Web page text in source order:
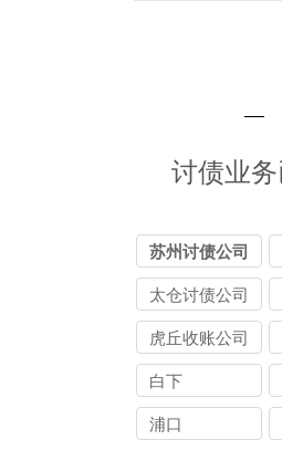
讨债业
苏州讨债公司
太仓讨债公司
虎丘收账公司
白下
浦口